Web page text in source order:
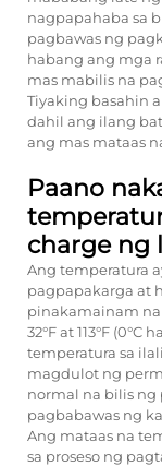
nagpapahaba sa
pagbawas ng
habang ang mga
mas mabilis na
Tiyaking basahin
dahil ang ilang
ang mas mataas
Paano
charge ng
Ang temperatura
pagpapakarga at
pinakamainam
32°F at 113°F
temperatura sa
magdulot ng
normal na bilis
pagbabawas ng
Ang mataas na
sa proseso ng